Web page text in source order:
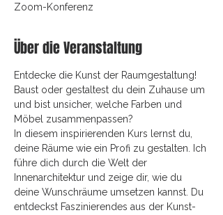
Zoom-Konferenz
Über die Veranstaltung
Entdecke die Kunst der Raumgestaltung!
Baust oder gestaltest du dein Zuhause um
und bist unsicher, welche Farben und
Möbel zusammenpassen?
In diesem inspirierenden Kurs lernst du,
deine Räume wie ein Profi zu gestalten. Ich
führe dich durch die Welt der
Innenarchitektur und zeige dir, wie du
deine Wunschräume umsetzen kannst. Du
entdeckst Faszinierendes aus der Kunst-